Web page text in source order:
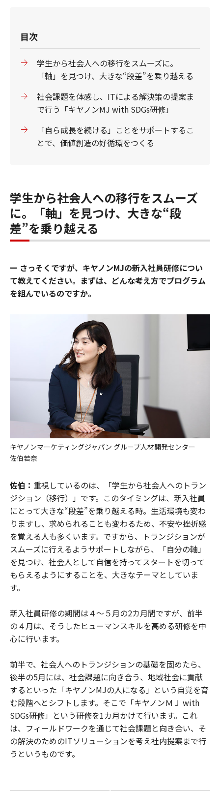
目次
学生から社会人への移行をスムーズに。
「軸」を見つけ、大きな“段差”を乗り越える
社会課題を体感し、ITによる解決策の提案ま
で行う「キヤノンMJ with SDGs研修」
「自ら成長を続ける」ことをサポートするこ
とで、価値創造の好循環をつくる
学生から社会人への移行をスムーズ
に。「軸」を見つけ、大きな“段
差”を乗り越える
ー さっそくですが、キヤノンMJの新入社員研修につい
て教えてください。まずは、どんな考え方でプログラム
を組んでいるのですか。
キヤノンマーケティングジャパン グループ人材開発センター
佐伯若奈
佐伯： 重視しているのは、「学生から社会人へのトラン
ジション（移行）」です。このタイミングは、新入社員
にとって大きな“段差”を乗り越える時。生活環境も変わ
りますし、求められることも変わるため、不安や挫折感
を覚える人も多くいます。ですから、トランジションが
スムーズに行えるようサポートしながら、「自分の軸」
を見つけ、社会人として自信を持ってスタートを切って
もらえるようにすることを、大きなテーマとしていま
す。
新入社員研修の期間は４～５月の2カ月間ですが、前半
の４月は、そうしたヒューマンスキルを高める研修を中
心に行います。
前半で、社会人へのトランジションの基礎を固めたら、
後半の5月には、社会課題に向き合う、地域社会に貢献
するといった「キヤノンMJの人になる」という自覚を育
む段階へとシフトします。そこで「キヤノンＭＪ with
SDGs研修」という研修を1カ月かけて行います。これ
は、フィールドワークを通じて社会課題と向き合い、そ
の解決のためのITソリューションを考え社内提案まで行
うというものです。